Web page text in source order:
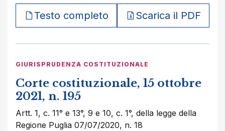
Testo completo Scarica il PDF
GIURISPRUDENZA COSTITUZIONALE
Corte costituzionale, 15 ottobre
2021, n. 195
Artt. 1, c. 11° e 13°, 9 e 10, c. 1°, della legge della
Regione Puglia 07/07/2020, n. 18